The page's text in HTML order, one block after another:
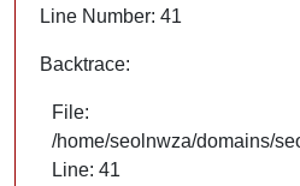
Line Number: 41
Backtrace:
File:
/home/seolnwza/domains/
Line: 41